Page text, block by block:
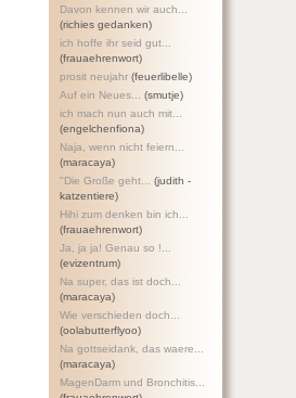
Davon kennen wir auch...
(richies gedanken)
ich hoffe ihr seid gut...
(frauaehrenwort)
prosit neujahr (feuerlibelle)
Auf ein Neues...
(smutje)
ich mach nun auch mit...
(engelchenfiona)
Naja, wenn nicht feiern...
(maracaya)
"Die Große geht...
(judith -
katzentiere)
Hihi zum denken bin ich...
(frauaehrenwort)
Ja, ja ja! Genau so !...
(evizentrum)
Na super, das ist doch...
(maracaya)
Wie verschieden doch...
(oolabutterflyoo)
Na gottseidank, das waere...
(maracaya)
MagenDarm und Bronchitis...